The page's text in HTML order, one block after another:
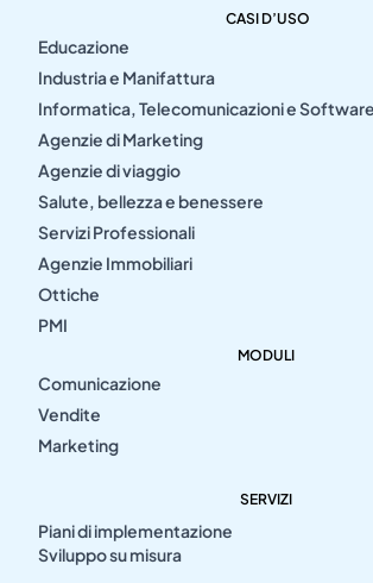
CASI D’USO
Educazione
Industria e Manifattura
Informatica, Telecomunicazioni e Software
Agenzie di Marketing
Agenzie di viaggio
Salute, bellezza e benessere
Servizi Professionali
Agenzie Immobiliari
Ottiche
PMI
MODULI
Comunicazione
Vendite
Marketing
SERVIZI
Piani di implementazione
Sviluppo su misura